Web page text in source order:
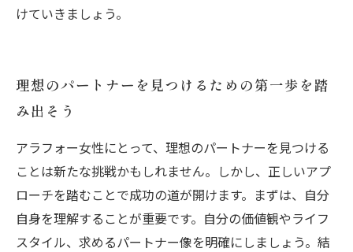
けていきましょう。
理想のパートナーを見つけるための第一歩を踏
み出そう
アラフォー女性にとって、理想のパートナーを見つける
ことは新たな挑戦かもしれません。しかし、正しいアプ
ローチを踏むことで成功の道が開けます。まずは、自分
自身を理解することが重要です。自分の価値観やライフ
スタイル、求めるパートナー像を明確にしましょう。結